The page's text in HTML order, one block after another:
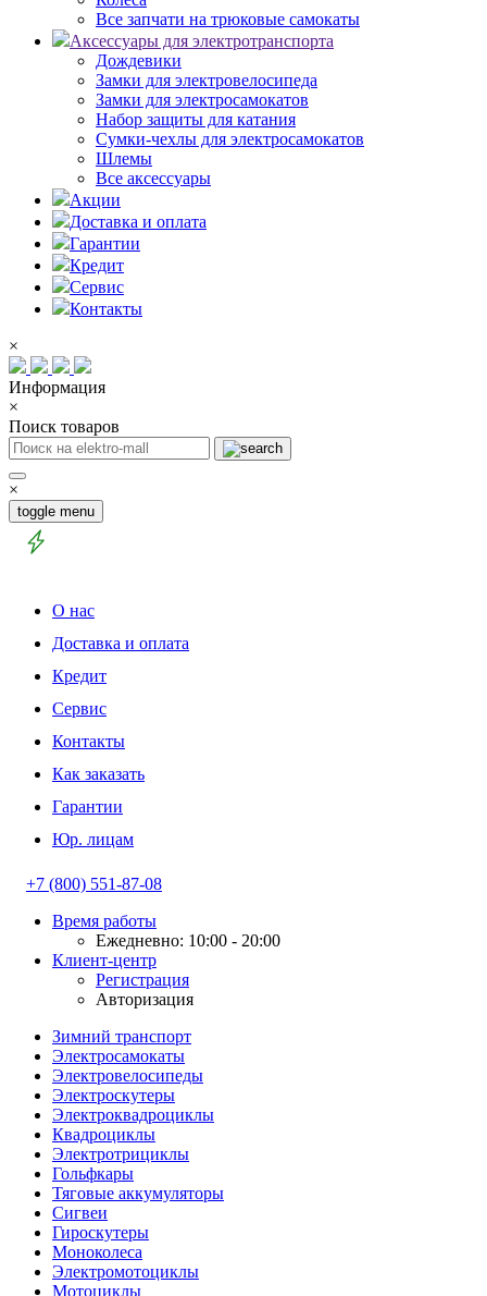
Все запчати на трюковые самокаты
Аксессуары для электротранспорта
Дождевики
Замки для электровелосипеда
Замки для электросамокатов
Набор защиты для катания
Сумки-чехлы для электросамокатов
Шлемы
Все аксессуары
Акции
Доставка и оплата
Гарантии
Кредит
Сервис
Контакты
×
Информация
×
Поиск товаров
×
toggle menu
О нас
Доставка и оплата
Кредит
Сервис
Контакты
Как заказать
Гарантии
Юр. лицам
+7 (800) 551-87-08
Время работы
Ежедневно: 10:00 - 20:00
Клиент-центр
Регистрация
Авторизация
Зимний транспорт
Электросамокаты
Электровелосипеды
Электроскутеры
Электроквадроциклы
Квадроциклы
Электротрициклы
Гольфкары
Тяговые аккумуляторы
Сигвеи
Гироскутеры
Моноколеса
Электромотоциклы
Мотоциклы